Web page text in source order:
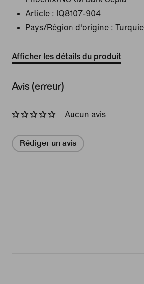
Article :
IQ8107-904
Pays/Région d'origine : Turquie
Afficher les détails du produit
Avis (erreur)
Aucun avis
Rédiger un avis